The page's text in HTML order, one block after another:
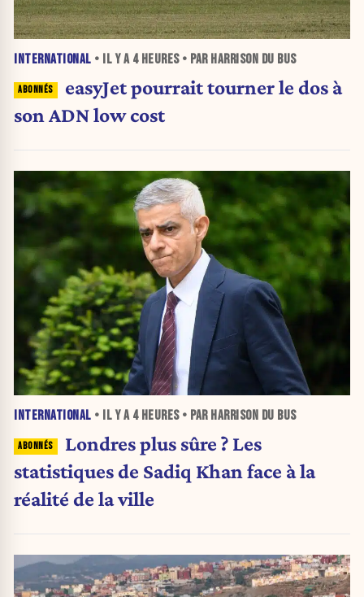
INTERNATIONAL • IL Y A 4 HEURES• PAR HARRISON DU BUS
easyJet pourrait tourner le dos à
son ADN low cost
INTERNATIONAL • IL Y A 4 HEURES• PAR HARRISON DU BUS
Londres plus sûre ? Les
statistiques de Sadiq Khan face à la
réalité de la ville